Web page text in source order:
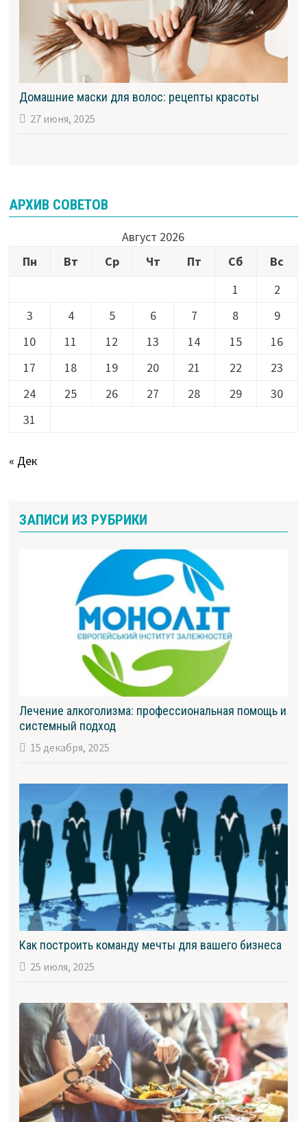
Домашние маски для волос: рецепты красоты
27 июня, 2025
АРХИВ СОВЕТОВ
Август 2026
Пн
Вт Ср Чт Пт Сб
Вс
1
2
3
4 5 6 7 8
9
10
11 12 13 14 15
16
17
18 19 20 21 22
23
24
25 26 27 28 29
30
31
« Дек
ЗАПИСИ ИЗ РУБРИКИ
Лечение алкоголизма: профессиональная помощь и
системный подход
15 декабря, 2025
Как построить команду мечты для вашего бизнеса
25 июля, 2025